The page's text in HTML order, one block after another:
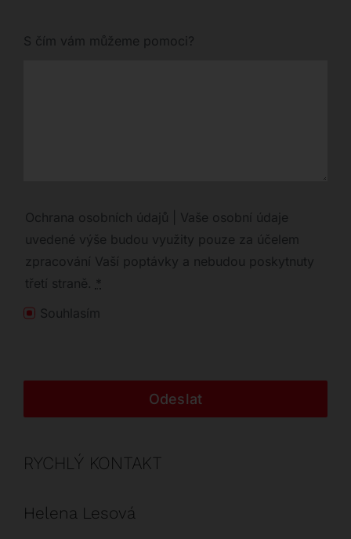
S čím vám můžeme pomoci?
Ochrana osobních údajů | Vaše osobní údaje
uvedené výše budou využity pouze za účelem
zpracování Vaší poptávky a nebudou poskytnuty
třetí straně. *
Souhlasím
Odeslat
RYCHLÝ KONTAKT
Helena Lesová